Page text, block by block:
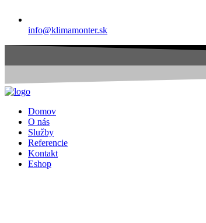
info@klimamonter.sk
Domov
O nás
Služby
Referencie
Kontakt
Eshop